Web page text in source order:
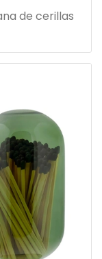
de cerillas